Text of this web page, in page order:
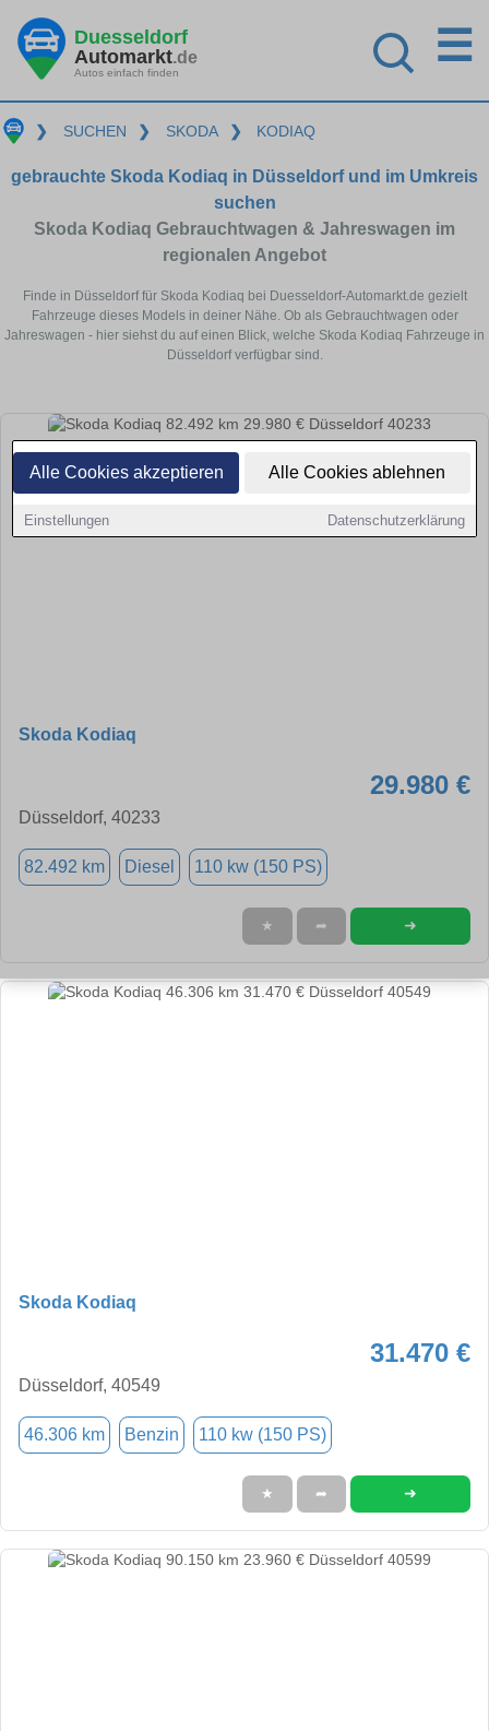
Alle Cookies akzeptieren Alle Cookies ablehnen
Einstellungen Datenschutzerklärung
Duesseldorf
Automarkt.de
Autos einfach finden
☰
❯ SUCHEN ❯ SKODA ❯ KODIAQ
gebrauchte Skoda Kodiaq in Düsseldorf und im Umkreis
suchen
Skoda Kodiaq Gebrauchtwagen & Jahreswagen im
regionalen Angebot
Finde in Düsseldorf für Skoda Kodiaq bei Duesseldorf-Automarkt.de gezielt
Fahrzeuge dieses Models in deiner Nähe. Ob als Gebrauchtwagen oder
Jahreswagen - hier siehst du auf einen Blick, welche Skoda Kodiaq Fahrzeuge in
Düsseldorf verfügbar sind.
Skoda Kodiaq
29.980 €
Düsseldorf, 40233
82.492 km Diesel 110 kw (150 PS)
★ ➦ ➜
Skoda Kodiaq
31.470 €
Düsseldorf, 40549
46.306 km Benzin 110 kw (150 PS)
★ ➦ ➜